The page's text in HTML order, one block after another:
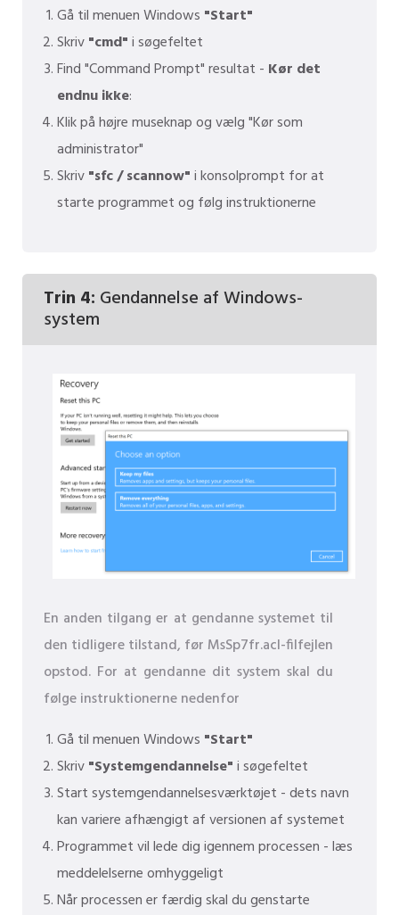
Gå til menuen Windows "Start"
Skriv"cmd"i søgefeltet
Find "Command Prompt" resultat - Kør det
endnu ikke:
Klik på højre museknap og vælg "Kør som
administrator"
Skriv"sfc / scannow"i konsolprompt for at
starte programmet og følg instruktionerne
Trin 4: Gendannelse af Windows-
system
En anden tilgang er at gendanne systemet til
den tidligere tilstand, før MsSp7fr.acl-filfejlen
opstod. For at gendanne dit system skal du
følge instruktionerne nedenfor
Gå til menuen Windows "Start"
Skriv"Systemgendannelse"i søgefeltet
Start systemgendannelsesværktøjet - dets navn
kan variere afhængigt af versionen af ​​systemet
Programmet vil lede dig igennem processen - læs
meddelelserne omhyggeligt
Når processen er færdig skal du genstarte